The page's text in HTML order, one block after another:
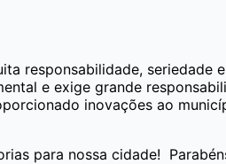
responsabilidade, seriedade
e exige grande
inovações ao
para nossa cidade!